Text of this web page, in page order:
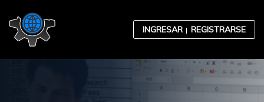
INGRESAR REGISTRARSE